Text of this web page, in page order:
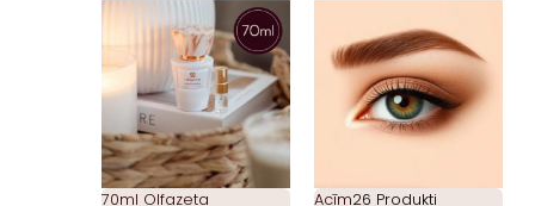
70ml Olfazeta
Acīm26 Produkti